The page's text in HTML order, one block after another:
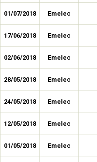
01/07/2018 Emelec
17/06/2018 Emelec
02/06/2018 Emelec
28/05/2018 Emelec
24/05/2018 Emelec
12/05/2018 Emelec
01/05/2018 Emelec